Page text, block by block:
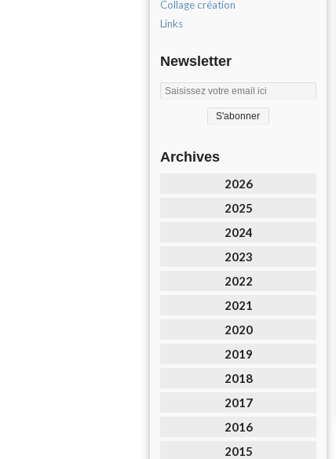
Collage création
Links
Newsletter
Archives
2026
2025
2024
2023
2022
2021
2020
2019
2018
2017
2016
2015